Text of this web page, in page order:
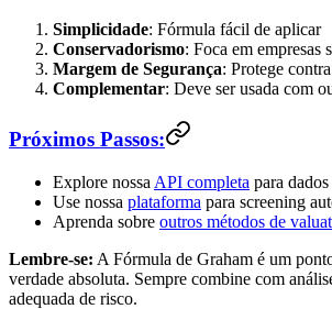
Simplicidade: Fórmula fácil de aplicar
Conservadorismo: Foca em empresas
Margem de Segurança: Protege
Complementar: Deve ser usada com
Próximos Passos:
Explore nossa API completa para
Use nossa plataforma para screening
Aprenda sobre outros métodos de
Lembre-se: A Fórmula de Graham é um
verdade absoluta. Sempre combine com
adequada de risco.